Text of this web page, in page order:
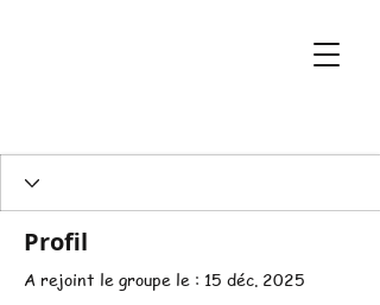
Profil
A rejoint le groupe le : 15 déc. 2025